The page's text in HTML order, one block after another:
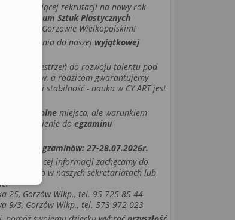
o trwającej rekrutacji na nowy rok
Liceum Sztuk Plastycznych
w Gorzowie Wielkopolskim!
do dołączenia do naszej wyjątkowej
przestrzeń do rozwoju talentu pod
a rodzicom gwarantujemy
i stabilność - nauka w CY ART jest
ostatnie wolne miejsca, ale warunkiem
przystąpienie do egzaminu
egzaminów: 27-28.07.2026r.
lub po więcej informacji zachęcamy do
w naszych sekretariatach lub
25, Gorzów Wlkp., tel. 95 725 85 44
9/3, Gorzów Wlkp., tel. 573 972 023